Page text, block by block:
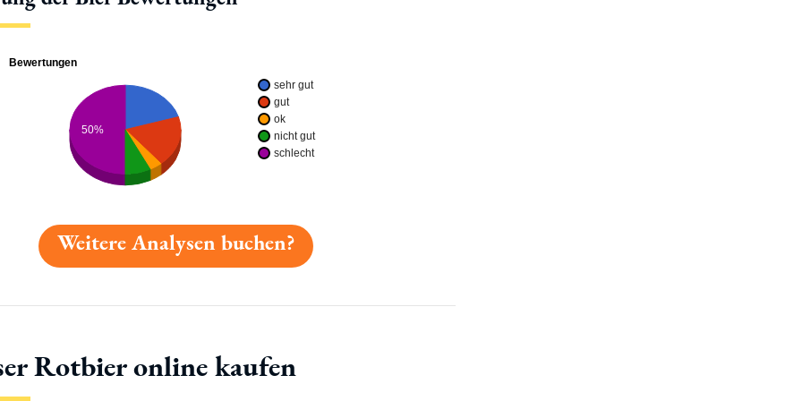
Bewertungen
sehr gut
gut
ok
nicht gut
schlecht
50%
Weitere Analysen buchen?
Rotbier online kaufen